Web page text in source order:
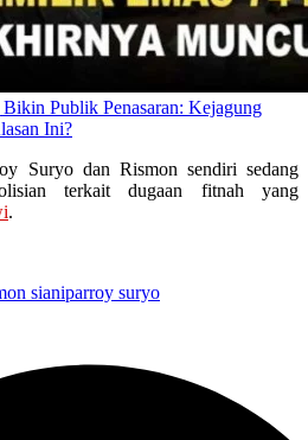
Publik Penasaran: Kejagung
Ini?
Suryo dan Rismon sendiri sedang
terkait dugaan fitnah yang
.
sianiparroy suryo